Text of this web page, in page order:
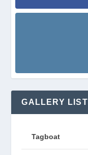
GALLERY LIST
Tagboat